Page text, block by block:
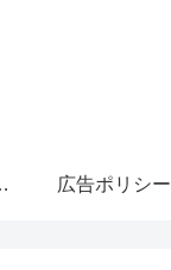
免責事項 広告ポリシー